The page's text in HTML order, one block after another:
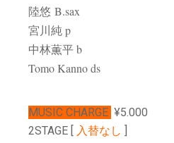
陸悠 B.sax
宮川純 p
中林薫平 b
Tomo Kanno ds
MUSIC CHARGE ¥5.000
2STAGE [ 入替なし ]